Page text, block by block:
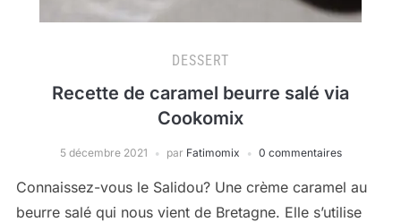
DESSERT
Recette de caramel beurre salé via
Cookomix
5 décembre 2021 par Fatimomix 0 commentaires
Connaissez-vous le Salidou? Une crème caramel au
beurre salé qui nous vient de Bretagne. Elle s’utilise